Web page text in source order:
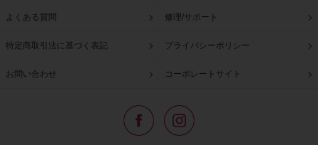
よくある質問 修理/サポート
特定商取引法に基づく表記 プライバシーポリシー
お問い合わせ コーポレートサイト